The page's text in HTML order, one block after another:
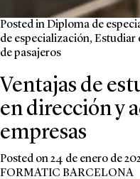
Posted inDiploma de
de especialización, Estudiar
de pasajeros
Ventajas de
en dirección y
empresas
Posted on24 de enero de
FORMATIC BARCELONA